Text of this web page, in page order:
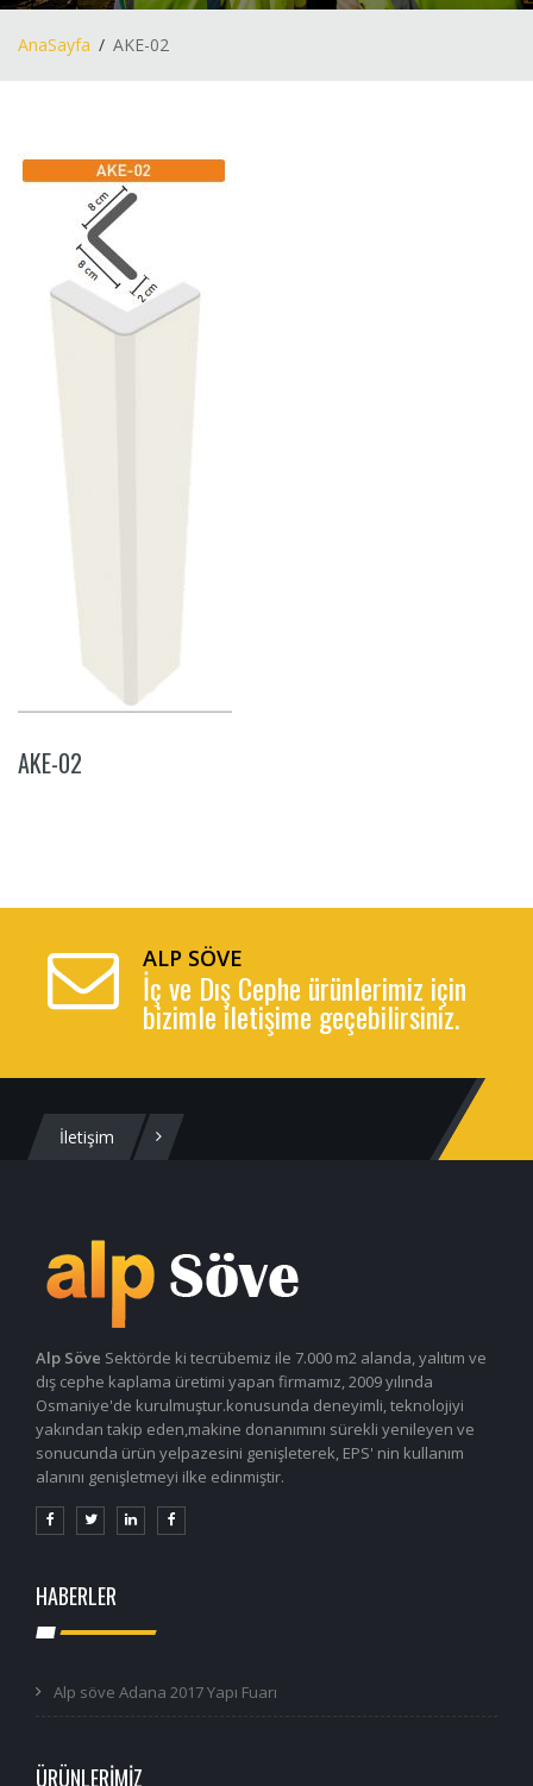
AnaSayfa AKE-02
AKE-02
ALP SÖVE
İç ve Dış Cephe ürünlerimiz için
bizimle iletişime geçebilirsiniz.
İletişim
Alp Söve Sektörde ki tecrübemiz ile 7.000 m2 alanda, yalıtım ve
dış cephe kaplama üretimi yapan firmamız, 2009 yılında
Osmaniye'de kurulmuştur.konusunda deneyimli, teknolojiyi
yakından takip eden,makine donanımını sürekli yenileyen ve
sonucunda ürün yelpazesini genişleterek, EPS' nin kullanım
alanını genişletmeyi ilke edinmiştir.
HABERLER
Alp söve Adana 2017 Yapı Fuarı
ÜRÜNLERİMİZ